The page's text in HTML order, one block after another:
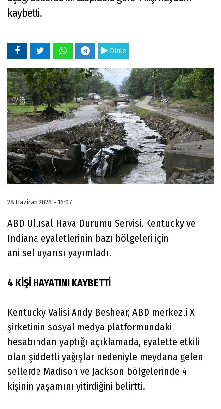
kaybetti.
Dinle
28 Haziran 2026 - 16:07
ABD Ulusal Hava Durumu Servisi, Kentucky ve
Indiana eyaletlerinin bazı bölgeleri için
ani sel uyarısı yayımladı.
4 KİŞİ HAYATINI KAYBETTİ
Kentucky Valisi Andy Beshear, ABD merkezli X
şirketinin sosyal medya platformundaki
hesabından yaptığı açıklamada, eyalette etkili
olan şiddetli yağışlar nedeniyle meydana gelen
sellerde Madison ve Jackson bölgelerinde 4
kişinin yaşamını yitirdiğini belirtti.